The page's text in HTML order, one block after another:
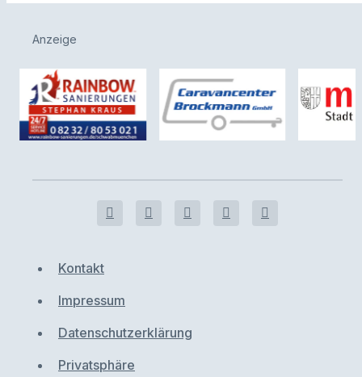
Anzeige
Kontakt
Impressum
Datenschutzerklärung
Privatsphäre